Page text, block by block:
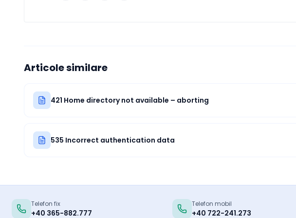
Articole similare
421 Home directory not available – aborting
535 Incorrect authentication data
Telefon fix
+40 365-882.777
Telefon mobil
+40 722-241.273